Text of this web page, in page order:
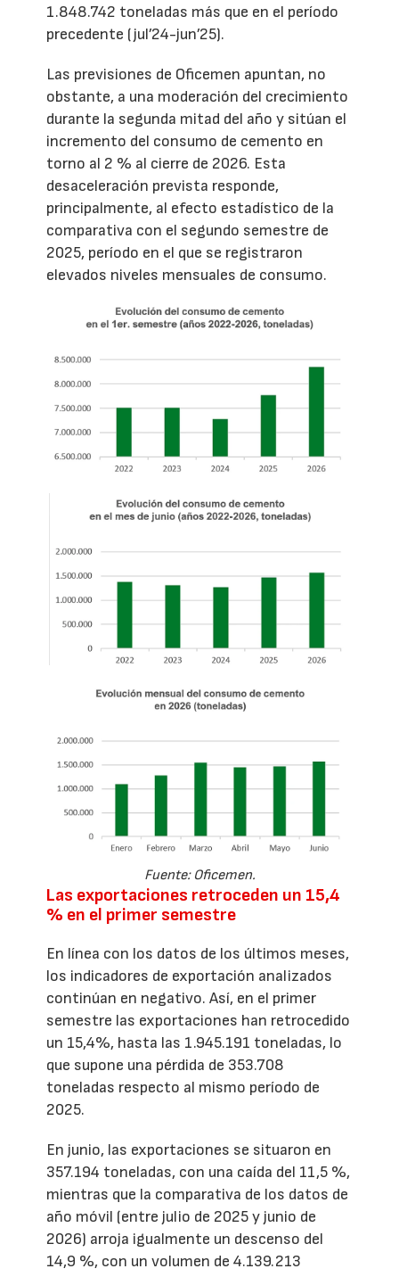
1.848.742 toneladas más que en el período
precedente (jul’24-jun’25).
Las previsiones de Oficemen apuntan, no
obstante, a una moderación del crecimiento
durante la segunda mitad del año y sitúan el
incremento del consumo de cemento en
torno al 2 % al cierre de 2026. Esta
desaceleración prevista responde,
principalmente, al efecto estadístico de la
comparativa con el segundo semestre de
2025, período en el que se registraron
elevados niveles mensuales de consumo.
Fuente: Oficemen.
Las exportaciones retroceden un 15,4
% en el primer semestre
En línea con los datos de los últimos meses,
los indicadores de exportación analizados
continúan en negativo. Así, en el primer
semestre las exportaciones han retrocedido
un 15,4%, hasta las 1.945.191 toneladas, lo
que supone una pérdida de 353.708
toneladas respecto al mismo período de
2025.
En junio, las exportaciones se situaron en
357.194 toneladas, con una caída del 11,5 %,
mientras que la comparativa de los datos de
año móvil (entre julio de 2025 y junio de
2026) arroja igualmente un descenso del
14,9 %, con un volumen de 4.139.213